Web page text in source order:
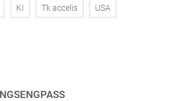
KI Tk accelis USA